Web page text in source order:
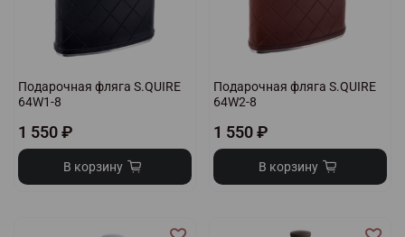
Подарочная фляга S.QUIRE
64W1-8
1 550 ₽
В корзину
Подарочная фляга S.QUIRE
64W2-8
1 550 ₽
В корзину